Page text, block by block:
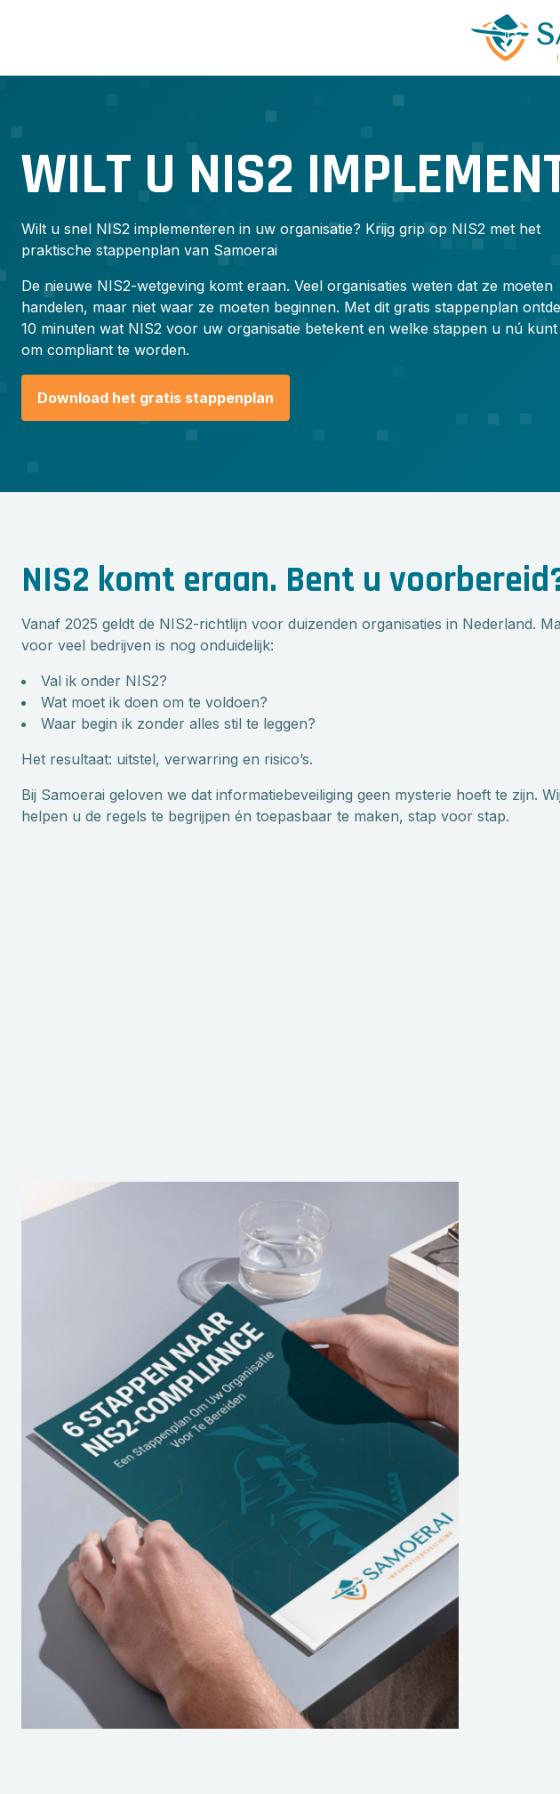
WILT U NIS2
Wilt u snel NIS2 implementeren in uw organisatie? Krijg grip op NIS2 met het
praktische stappenplan van Samoerai
De nieuwe NIS2-wetgeving komt eraan. Veel organisaties weten dat ze moeten
handelen, maar niet waar ze moeten beginnen. Met dit gratis stappenplan
10 minuten wat NIS2 voor uw organisatie betekent en welke stappen u nú
om compliant te worden.
Download het gratis stappenplan
NIS2 komt eraan. Bent u
Vanaf 2025 geldt de NIS2-richtlijn voor duizenden organisaties in Nederland.
voor veel bedrijven is nog onduidelijk:
Val ik onder NIS2?
Wat moet ik doen om te voldoen?
Waar begin ik zonder alles stil te leggen?
Het resultaat: uitstel, verwarring en risico’s.
Bij Samoerai geloven we dat informatiebeveiliging geen mysterie hoeft te zijn. Wij
helpen u de regels te begrijpen én toepasbaar te maken, stap voor stap.